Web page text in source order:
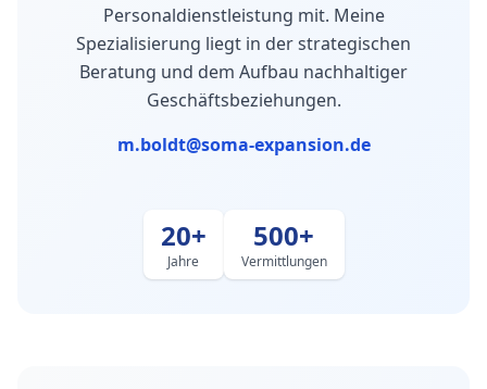
Personaldienstleistung mit. Meine
Spezialisierung liegt in der strategischen
Beratung und dem Aufbau nachhaltiger
Geschäftsbeziehungen.
m.boldt@soma-expansion.de
20+
Jahre
500+
Vermittlungen